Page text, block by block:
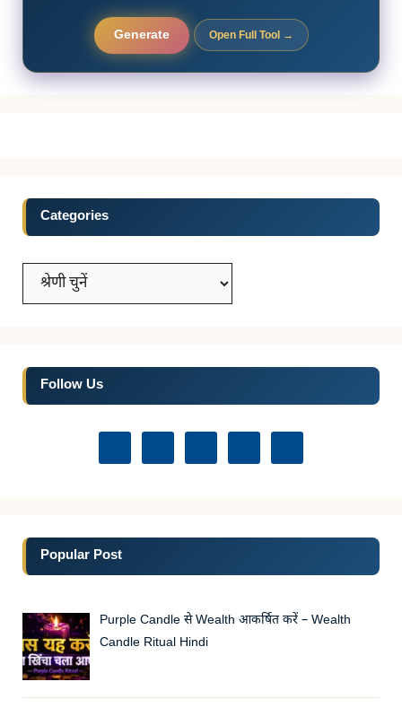
Generate Open Full Tool →
Categories
Categories
Follow Us
Popular Post
Purple Candle से Wealth आकर्षित करें – Wealth
Candle Ritual Hindi